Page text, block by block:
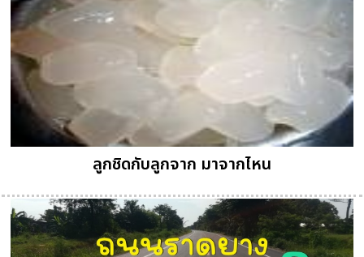
ลูกชิดกับลูกจาก มาจากไหน